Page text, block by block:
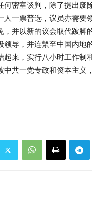
何密室谈判，除了提出废
人一票普选，议员亦需要
，并以新的议会取代跛脚
领导，并连繫至中国内地
起来，实行八小时工作制
中共一党专政和资本主义